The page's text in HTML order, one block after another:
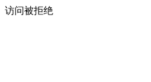
访问被拒绝